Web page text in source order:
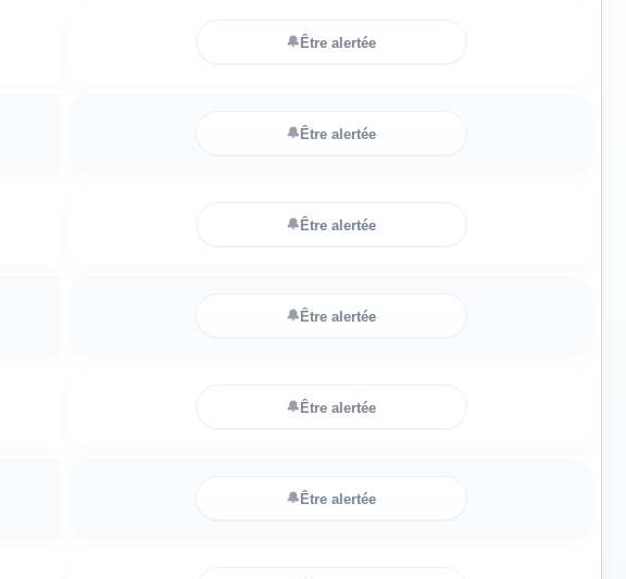
🔔Être alertée
🔔Être alertée
🔔Être alertée
🔔Être alertée
🔔Être alertée
🔔Être alertée